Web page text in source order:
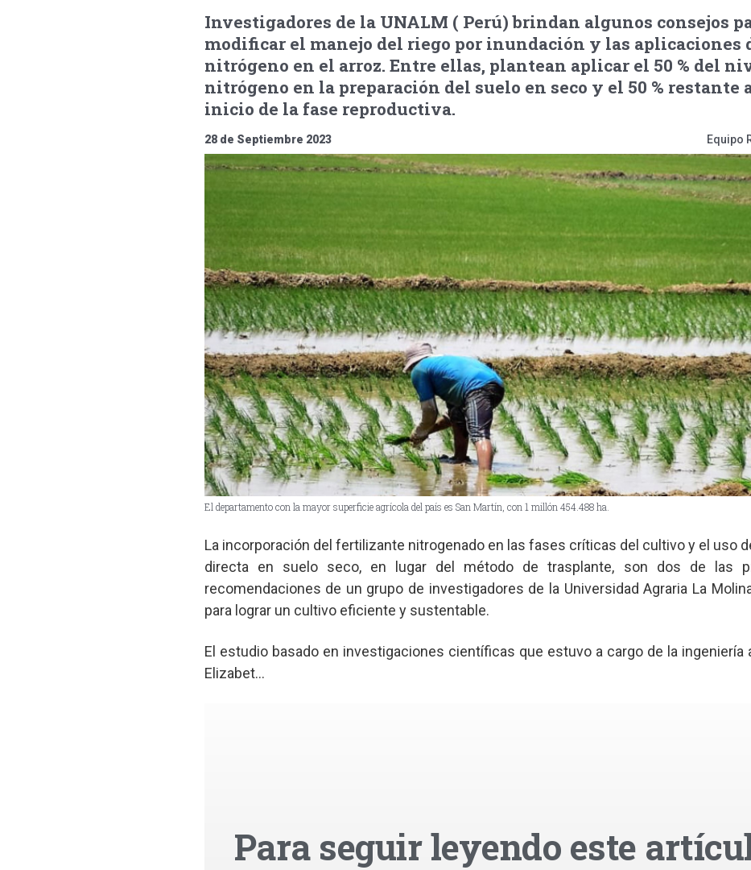
Investigadores de la UNALM ( Perú) brindan algunos consejos
modificar el manejo del riego por inundación y las aplicaciones
nitrógeno en el arroz. Entre ellas, plantean aplicar el 50 % del
nitrógeno en la preparación del suelo en seco y el 50 % restante
inicio de la fase reproductiva.
28 de Septiembre 2023 Equipo
El departamento con la mayor superficie agrícola del país es San Martín, con 1 millón 454.488 ha.
La incorporación del fertilizante nitrogenado en las fases críticas del cultivo y el uso
directa en suelo seco, en lugar del método de trasplante, son dos de las
recomendaciones de un grupo de investigadores de la Universidad Agraria La
para lograr un cultivo eficiente y sustentable.
El estudio basado en investigaciones científicas que estuvo a cargo de la ingeniería
Elizabet...
Para seguir leyendo este